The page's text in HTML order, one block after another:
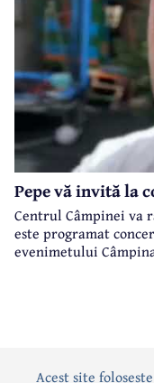
Pepe vă invită la
Centrul Câmpinei va
este programat
evenimetului
Acest site